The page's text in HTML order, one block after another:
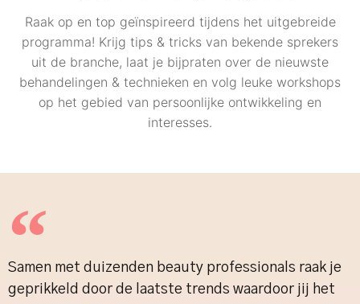
Raak op en top geïnspireerd tijdens het uitgebreide
programma! Krijg tips & tricks van bekende sprekers
uit de branche, laat je bijpraten over de nieuwste
behandelingen & technieken en volg leuke workshops
op het gebied van persoonlijke ontwikkeling en
interesses.
Samen met duizenden beauty professionals raak je
geprikkeld door de laatste trends waardoor jij het